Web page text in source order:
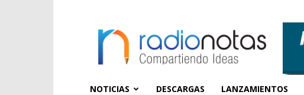
NOTICIAS DESCARGAS LANZAMIENTOS